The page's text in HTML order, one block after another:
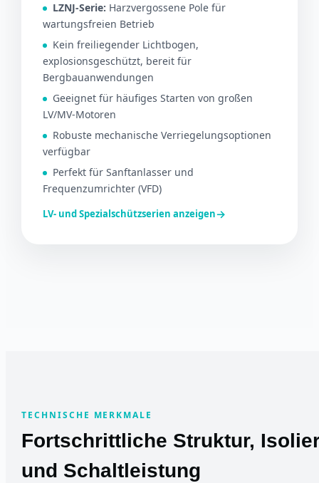
LZNJ-Serie: Harzvergossene Pole für
wartungsfreien Betrieb
Kein freiliegender Lichtbogen,
explosionsgeschützt, bereit für
Bergbauanwendungen
Geeignet für häufiges Starten von großen
LV/MV-Motoren
Robuste mechanische Verriegelungsoptionen
verfügbar
Perfekt für Sanftanlasser und
Frequenzumrichter (VFD)
LV- und Spezialschützserien anzeigen→
TECHNISCHE MERKMALE
Fortschrittliche Struktur,
und Schaltleistung